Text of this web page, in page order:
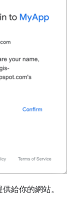
給你的網站。